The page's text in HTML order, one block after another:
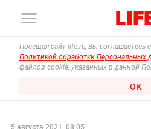
Посещая сайт life.ru, Вы соглашаетесь
Политикой обработки Персональных
файлов cookie, указанных в данной
ОК
5 августа 2021, 08:05